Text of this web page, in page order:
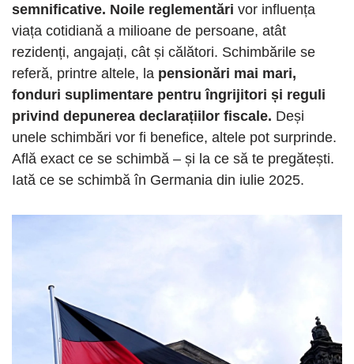
semnificative. Noile reglementări vor influența
viața cotidiană a milioane de persoane, atât
rezidenți, angajați, cât și călători. Schimbările se
referă, printre altele, la pensionări mai mari,
fonduri suplimentare pentru îngrijitori și reguli
privind depunerea declarațiilor fiscale. Deși
unele schimbări vor fi benefice, altele pot surprinde.
Află exact ce se schimbă – și la ce să te pregătești.
Iată ce se schimbă în Germania din iulie 2025.